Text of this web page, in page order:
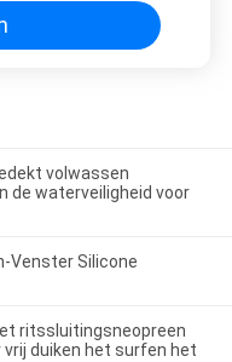
volwassen
de waterveiligheid voor
Venster Silicone
ritssluitingsneopreen
duiken het surfen het